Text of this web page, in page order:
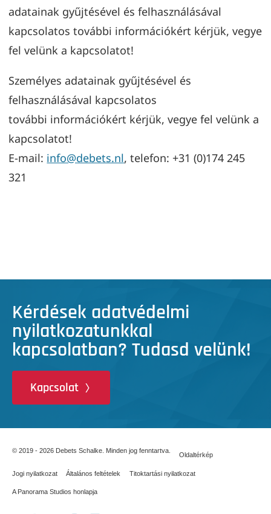
adatainak gyűjtésével és felhasználásával
kapcsolatos további információkért kérjük, vegye
fel velünk a kapcsolatot!
Személyes adatainak gyűjtésével és
felhasználásával kapcsolatos
további információkért kérjük, vegye fel velünk a
kapcsolatot!
E-mail: info@debets.nl, telefon: +31 (0)174 245
321
Kérdések adatvédelmi
nyilatkozatunkkal
kapcsolatban? Tudasd velünk!
Kapcsolat
© 2019 - 2026 Debets Schalke. Minden jog fenntartva.
Oldaltérkép
Jogi nyilatkozat Általános feltételek Titoktartási nyilatkozat
A Panorama Studios honlapja